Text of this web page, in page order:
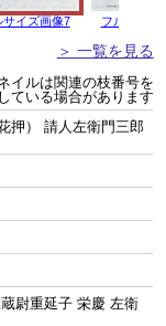
サイズ画像7 フルサイズ
＞ 一覧を見る
イルは関連の枝番号を
ている場合があります
押） 請人左衛門三郎
尉重延子 栄慶 左衛